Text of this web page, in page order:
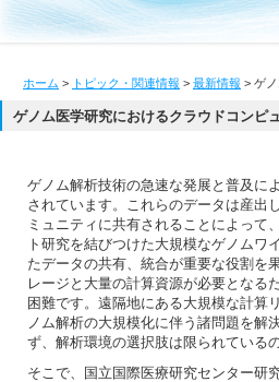
ホーム > トピック・関連情報 > 最新情報 > ゲ
ゲノム医学研究におけるクラウドコンピ
ゲノム解析技術の急速な発展と普及に
されています。これらのデータは産出
ミュニティに共有されることによって
ト研究を結びつけた大規模なゲノム
たデータの共有、統合が重要な役割を
レージと大量の計算資源が必要となる
困難です。遠隔地にある大規模な計算
ノム解析の大規模化に伴う諸問題を解
ず、解析環境の選択肢は限られている
そこで、国立国際医療研究センター研